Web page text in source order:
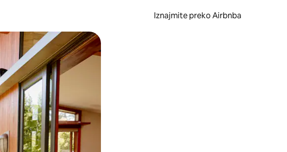
Iznajmite preko Airbnba